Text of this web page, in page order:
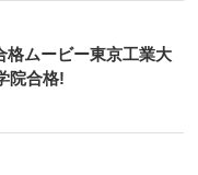
格ムービー東京工業大
院合格!